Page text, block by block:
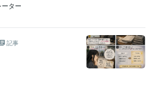
ター
記事